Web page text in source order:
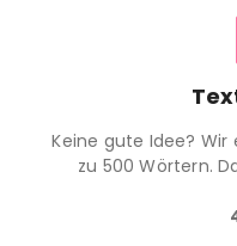
Keine gute Idee?
zu 500 Wörtern.